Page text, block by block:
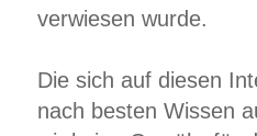
verwiesen wurde.
Die sich auf diesen
nach besten Wissen